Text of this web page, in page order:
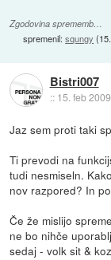
Zgodovina sprememb…
spremenil:squngy (
Bistri007
:: 15. feb
Jaz sem proti taki
Ti prevodi na
tudi nesmiseln.
nov razpored? In
Če že mislijo
ne bo nihče
sedaj - volk sit &